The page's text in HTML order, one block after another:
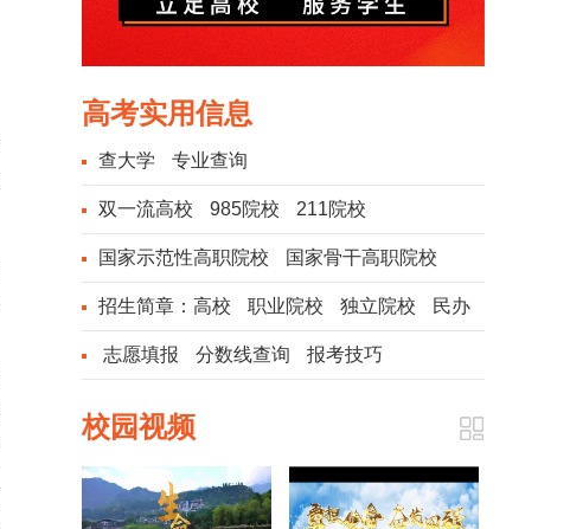
高考实用信息
查大学 专业查询
双一流高校 985院校 211院校
国家示范性高职院校 国家骨干高职院校
招生简章： 高校 职业院校 独立院校 民办
院校志愿填报 分数线查询 报考技巧
校园视频